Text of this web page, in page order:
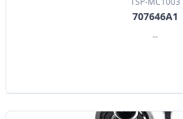
707646A1
--